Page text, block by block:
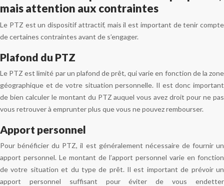
mais attention aux contraintes
Le PTZ est un dispositif attractif, mais il est important de tenir compte
de certaines contraintes avant de s’engager.
Plafond du PTZ
Le PTZ est limité par un plafond de prêt, qui varie en fonction de la zone
géographique et de votre situation personnelle. Il est donc important
de bien calculer le montant du PTZ auquel vous avez droit pour ne pas
vous retrouver à emprunter plus que vous ne pouvez rembourser.
Apport personnel
Pour bénéficier du PTZ, il est généralement nécessaire de fournir un
apport personnel. Le montant de l’apport personnel varie en fonction
de votre situation et du type de prêt. Il est important de prévoir un
apport personnel suffisant pour éviter de vous endetter